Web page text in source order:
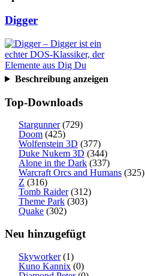
Digger
Beschreibung anzeigen
Top-Downloads
Stargunner(729)
Doom (425)
Wolfenstein 3D (377)
Duke Nukem 3D (344)
Alone in the Dark (337)
Warcraft Orcs and Humans (325)
Z (316)
Tomb Raider(312)
Theme Park (303)
Quake (302)
Neu hinzugefügt
Skyworker(1)
Kuno Kannix (0)